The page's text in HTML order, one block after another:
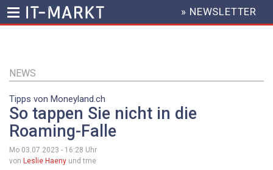
Inhalt
HEADER
MENU
» NEWSLETTER
NEWS
Tipps von Moneyland.ch
So tappen Sie nicht in die
Roaming-Falle
Mo 03.07.2023 - 16:28 Uhr
von Leslie Haeny und tme